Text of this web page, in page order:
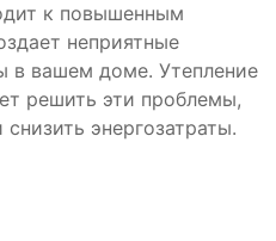
к повышенным
неприятные
в вашем доме. Утепление
решить эти проблемы,
энергозатраты.